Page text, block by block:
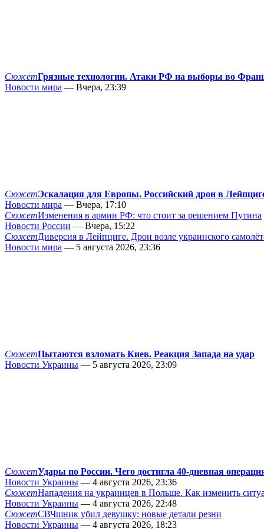
СюжетГрязные технологии. Атаки РФ на выборы во
Новости мира — Вчера, 23:39
СюжетЭскалация для Европы. Российский дрон в
Новости мира — Вчера, 17:10
СюжетИзменения в армии РФ: что стоит за решением Путина
Новости России — Вчера, 15:22
СюжетДиверсия в Лейпциге. Дрон возле украинского
Новости мира — 5 августа 2026, 23:36
СюжетПытаются взломать Киев. Реакция Запада на удар
Новости Украины — 5 августа 2026, 23:09
СюжетУдары по России. Чего достигла 40-дневная
Новости Украины — 4 августа 2026, 23:36
СюжетНападения на украинцев в Польше. Как изменить
Новости Украины — 4 августа 2026, 22:48
СюжетСВЧшник убил девушку: новые детали резни
Новости Украины — 4 августа 2026, 18:23